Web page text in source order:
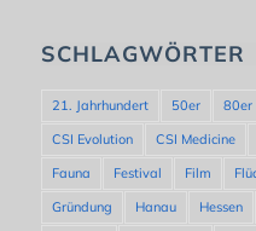
SCHLAGWÖRTER
21. Jahrhundert 50er 80er
CSI Evolution
CSI Medicine
Fauna
Festival Film
Gründung
Hanau Hessen